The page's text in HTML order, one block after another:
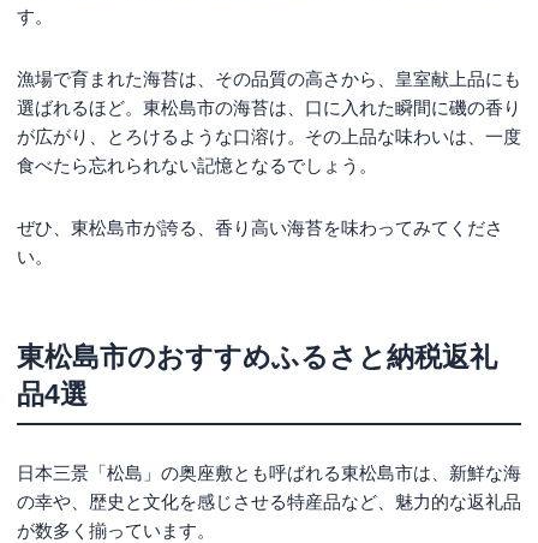
す。
漁場で育まれた海苔は、その品質の高さから、皇室献上品にも
選ばれるほど。東松島市の海苔は、口に入れた瞬間に磯の香り
が広がり、とろけるような口溶け。その上品な味わいは、一度
食べたら忘れられない記憶となるでしょう。
ぜひ、東松島市が誇る、香り高い海苔を味わってみてくださ
い。
東松島市のおすすめふるさと納税返礼
品4選
日本三景「松島」の奥座敷とも呼ばれる東松島市は、新鮮な海
の幸や、歴史と文化を感じさせる特産品など、魅力的な返礼品
が数多く揃っています。